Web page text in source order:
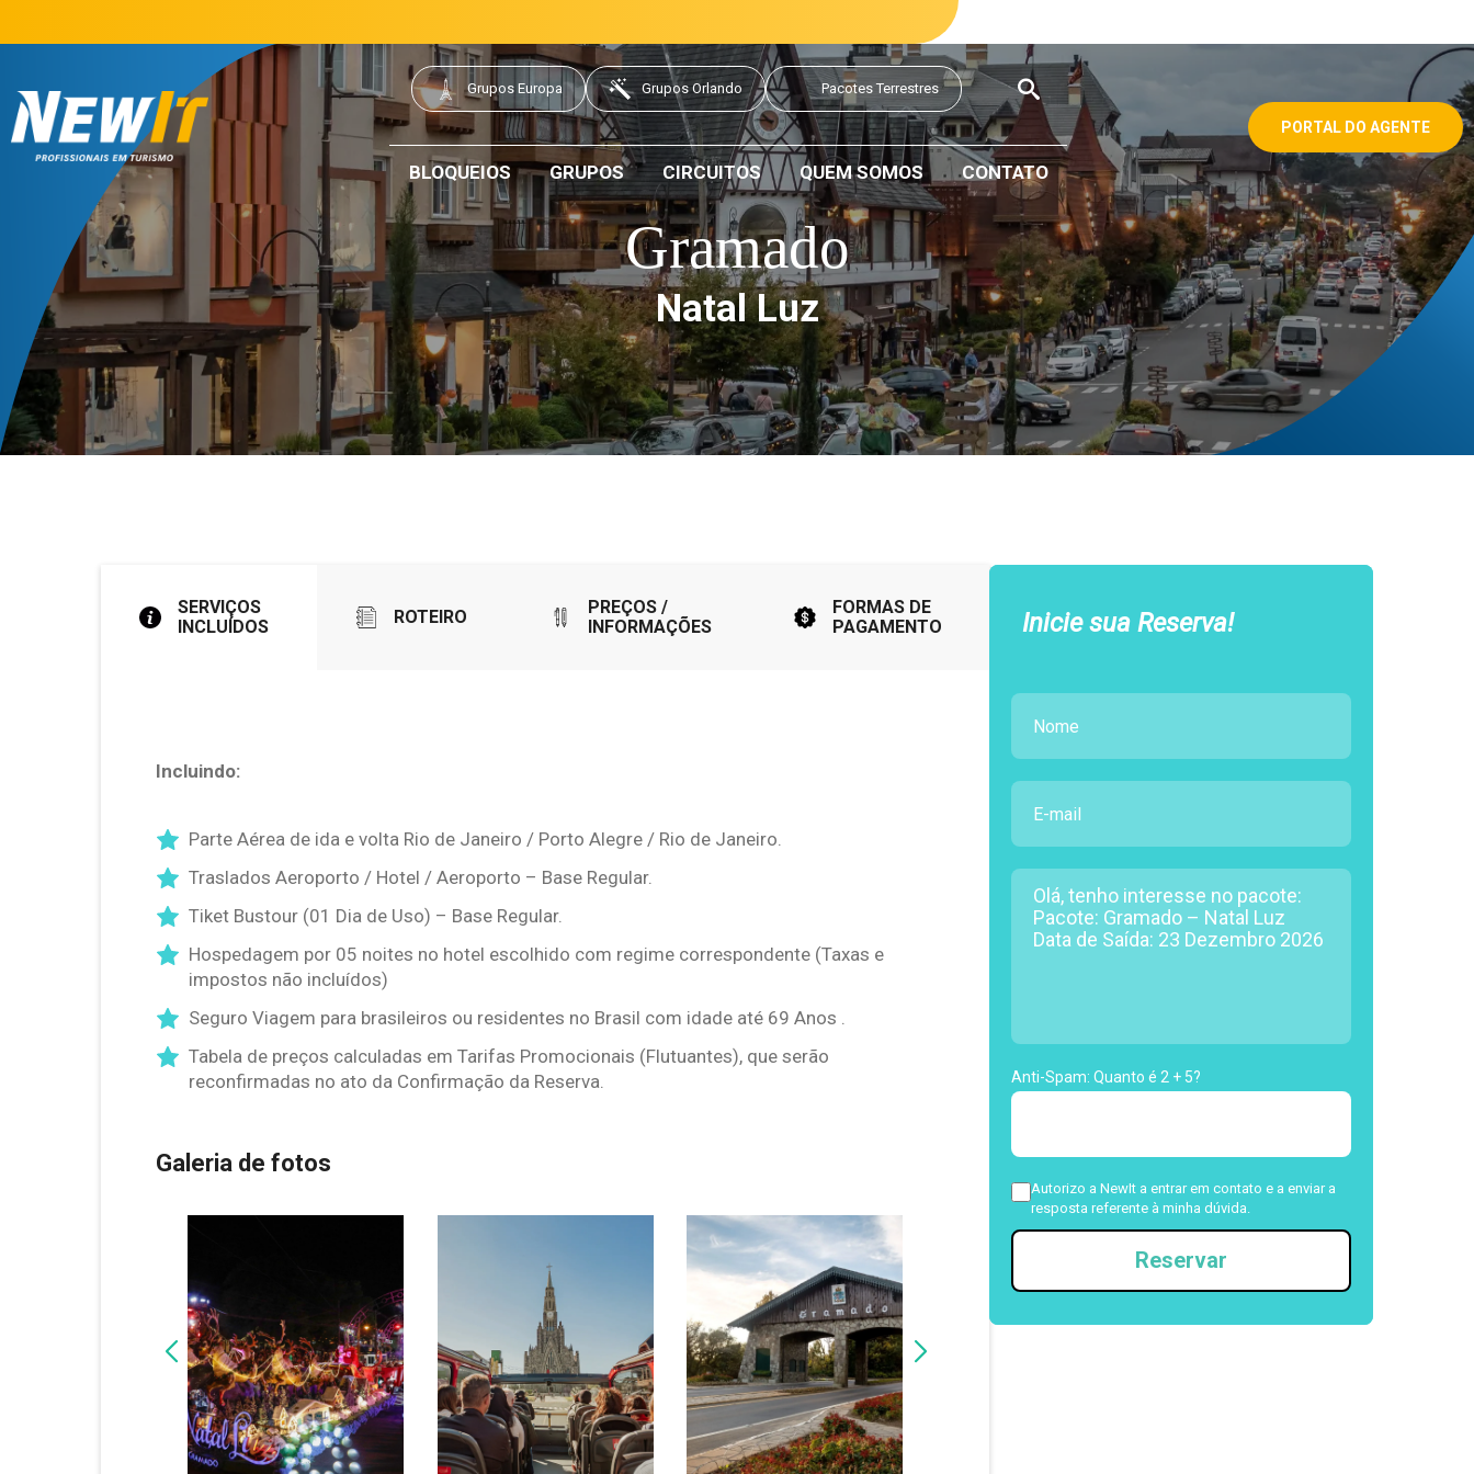
NewIt - Profissionais em Turismo
Grupos Europa Grupos Orlando Pacotes Terrestres
BLOQUEIOS GRUPOS CIRCUITOS QUEM SOMOS CONTATO
PORTAL DO AGENTE
Gramado
Natal Luz
Data de saída: 23 Dezembro 2026
SERVIÇOS
INCLUÍDOS
ROTEIRO
PREÇOS /
INFORMAÇÕES
FORMAS DE
PAGAMENTO
Incluindo:
Parte Aérea de ida e volta Rio de Janeiro / Porto Alegre / Rio de Janeiro.
Traslados Aeroporto / Hotel / Aeroporto – Base Regular.
Tiket Bustour (01 Dia de Uso) – Base Regular.
Hospedagem por 05 noites no hotel escolhido com regime correspondente (Taxas e
impostos não incluídos)
Seguro Viagem para brasileiros ou residentes no Brasil com idade até 69 Anos .
Tabela de preços calculadas em Tarifas Promocionais (Flutuantes), que serão
reconfirmadas no ato da Confirmação da Reserva.
Galeria de fotos
Inicie sua Reserva!
Anti-Spam: Quanto é 2 + 5?
Autorizo a NewIt a entrar em contato e a enviar a
resposta referente à minha dúvida.
Reservar